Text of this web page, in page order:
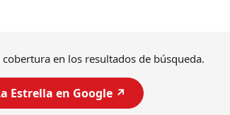
en los resultados de búsqueda.
Estrella en Google ↗️Un fuerte terremoto de
7,1 se registró este martes 28